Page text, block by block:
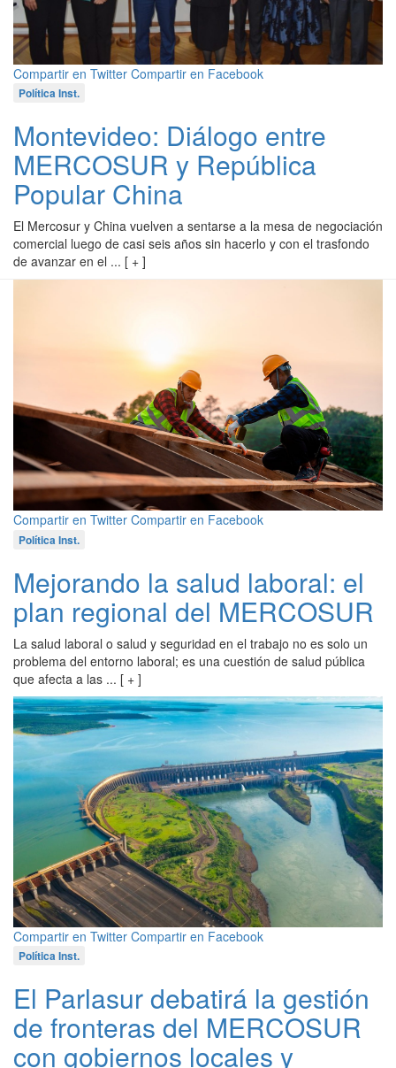
Compartir en Twitter Compartir en Facebook
Política Inst.
Montevideo: Diálogo entre
MERCOSUR y República
Popular China
El Mercosur y China vuelven a sentarse a la mesa de negociación
comercial luego de casi seis años sin hacerlo y con el trasfondo
de avanzar en el ... [ + ]
Compartir en Twitter Compartir en Facebook
Política Inst.
Mejorando la salud laboral: el
plan regional del MERCOSUR
La salud laboral o salud y seguridad en el trabajo no es solo un
problema del entorno laboral; es una cuestión de salud pública
que afecta a las ... [ + ]
Compartir en Twitter Compartir en Facebook
Política Inst.
El Parlasur debatirá la gestión
de fronteras del MERCOSUR
con gobiernos locales y